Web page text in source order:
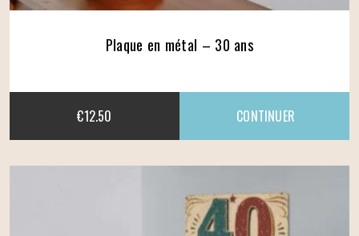
Plaque en métal – 30 ans
€12.50